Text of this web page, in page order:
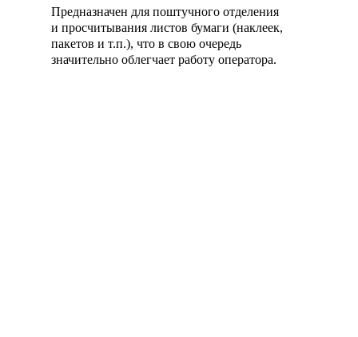
Предназначен для поштучного отделения
и просчитывания листов бумаги (наклеек,
пакетов и т.п.), что в свою очередь
значительно облегчает работу оператора.